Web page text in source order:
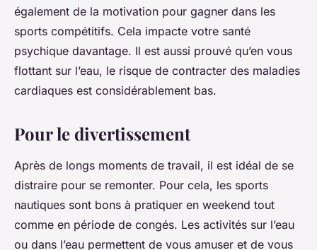
également de la motivation pour gagner dans les
sports compétitifs. Cela impacte votre santé
psychique davantage. Il est aussi prouvé qu’en vous
flottant sur l’eau, le risque de contracter des maladies
cardiaques est considérablement bas.
Pour le divertissement
Après de longs moments de travail, il est idéal de se
distraire pour se remonter. Pour cela, les sports
nautiques sont bons à pratiquer en weekend tout
comme en période de congés. Les activités sur l’eau
ou dans l’eau permettent de vous amuser et de vous